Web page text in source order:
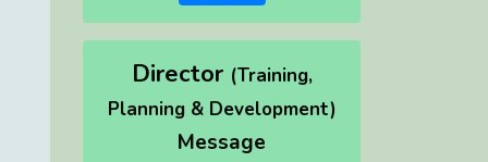
Director (Training,
Planning & Development)
Message